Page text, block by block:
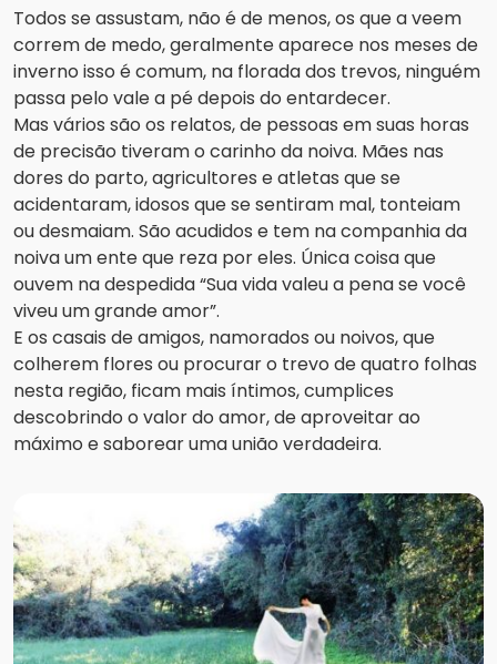
Todos se assustam, não é de menos, os que a veem
correm de medo, geralmente aparece nos meses de
inverno isso é comum, na florada dos trevos, ninguém
passa pelo vale a pé depois do entardecer.
Mas vários são os relatos, de pessoas em suas horas
de precisão tiveram o carinho da noiva. Mães nas
dores do parto, agricultores e atletas que se
acidentaram, idosos que se sentiram mal, tonteiam
ou desmaiam. São acudidos e tem na companhia da
noiva um ente que reza por eles. Única coisa que
ouvem na despedida “Sua vida valeu a pena se você
viveu um grande amor”.
E os casais de amigos, namorados ou noivos, que
colherem flores ou procurar o trevo de quatro folhas
nesta região, ficam mais íntimos, cumplices
descobrindo o valor do amor, de aproveitar ao
máximo e saborear uma união verdadeira.